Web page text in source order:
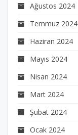
Ağustos 2024
Temmuz 2024
Haziran 2024
Mayıs 2024
Nisan 2024
Mart 2024
Şubat 2024
Ocak 2024